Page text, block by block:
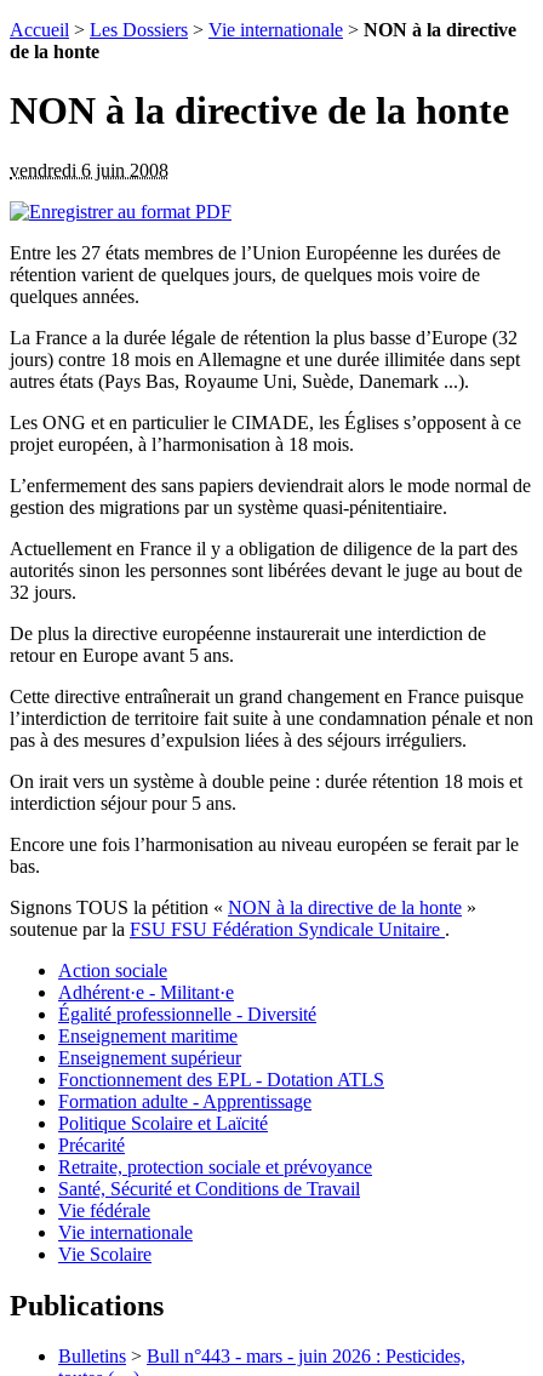
Accueil > Les Dossiers > Vie internationale > NON à la directive
de la honte
NON à la directive de la honte
vendredi 6 juin 2008
Entre les 27 états membres de l’Union Européenne les durées de
rétention varient de quelques jours, de quelques mois voire de
quelques années.
La France a la durée légale de rétention la plus basse d’Europe (32
jours) contre 18 mois en Allemagne et une durée illimitée dans sept
autres états (Pays Bas, Royaume Uni, Suède, Danemark ...).
Les ONG et en particulier le CIMADE, les Églises s’opposent à ce
projet européen, à l’harmonisation à 18 mois.
L’enfermement des sans papiers deviendrait alors le mode normal de
gestion des migrations par un système quasi-pénitentiaire.
Actuellement en France il y a obligation de diligence de la part des
autorités sinon les personnes sont libérées devant le juge au bout de
32 jours.
De plus la directive européenne instaurerait une interdiction de
retour en Europe avant 5 ans.
Cette directive entraînerait un grand changement en France puisque
l’interdiction de territoire fait suite à une condamnation pénale et non
pas à des mesures d’expulsion liées à des séjours irréguliers.
On irait vers un système à double peine : durée rétention 18 mois et
interdiction séjour pour 5 ans.
Encore une fois l’harmonisation au niveau européen se ferait par le
bas.
Signons TOUS la pétition « NON à la directive de la honte »
soutenue par la FSU FSU Fédération Syndicale Unitaire .
Action sociale
Adhérent·e - Militant·e
Égalité professionnelle - Diversité
Enseignement maritime
Enseignement supérieur
Fonctionnement des EPL - Dotation ATLS
Formation adulte - Apprentissage
Politique Scolaire et Laïcité
Précarité
Retraite, protection sociale et prévoyance
Santé, Sécurité et Conditions de Travail
Vie fédérale
Vie internationale
Vie Scolaire
Publications
Bulletins > Bull n°443 - mars - juin 2026 : Pesticides,